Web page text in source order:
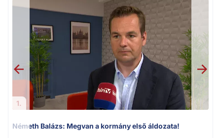
1.
Németh Balázs: Megvan a kormány első áldozata!